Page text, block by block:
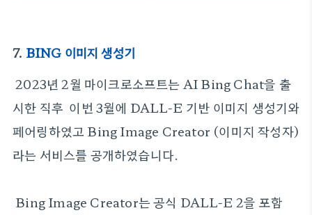
7. BING 이미지 생성기
2023년 2월 마이크로소프트는 AI Bing Chat을 출
시한 직후 이번 3월에 DALL-E 기반 이미지 생성기와
페어링하였고 Bing Image Creator (이미지 작성자)
라는 서비스를 공개하였습니다.
Bing Image Creator는 공식 DALL-E 2을 포함